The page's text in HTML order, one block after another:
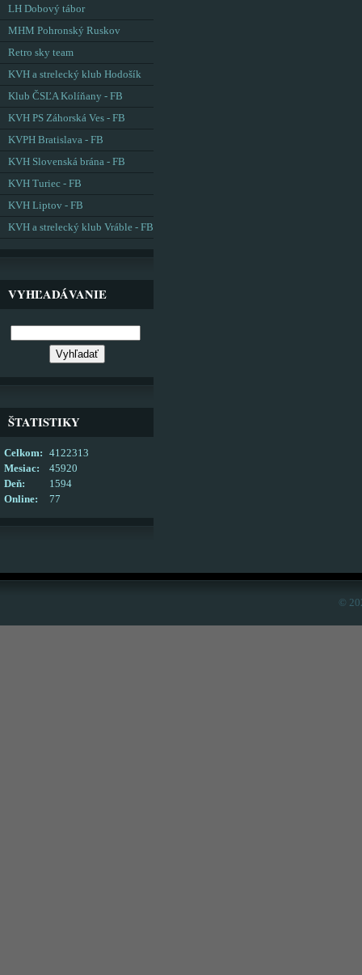
LH Dobový tábor
MHM Pohronský Ruskov
Retro sky team
KVH a strelecký klub Hodošík
Klub ČSĽA Kolíňany - FB
KVH PS Záhorská Ves - FB
KVPH Bratislava - FB
KVH Slovenská brána - FB
KVH Turiec - FB
KVH Liptov - FB
KVH a strelecký klub Vráble - FB
VYHĽADÁVANIE
ŠTATISTIKY
Online: 77
Celkom:
4122313
Mesiac:
45920
Deň:
1594
©